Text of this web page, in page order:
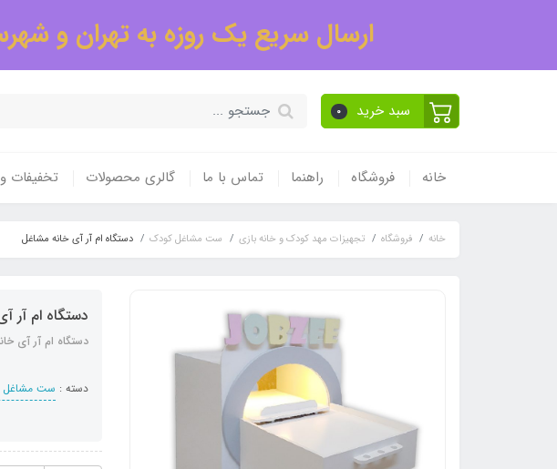
ارسال سریع یک روزه به تهران و
سبد خرید 0
خانه فروشگاه راهنما تماس با ما گالری محصولات تخفیفات
خانه فروشگاه تجهیزات مهد کودک و خانه بازی ست مشاغل کودک دستگاه ام آر آی خانه مشاغل
دستگاه ام آر
دستگاه ام آر آی
دسته : ست مشاغل